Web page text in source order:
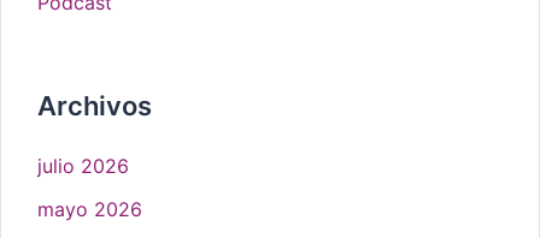
Archivos
julio 2026
mayo 2026